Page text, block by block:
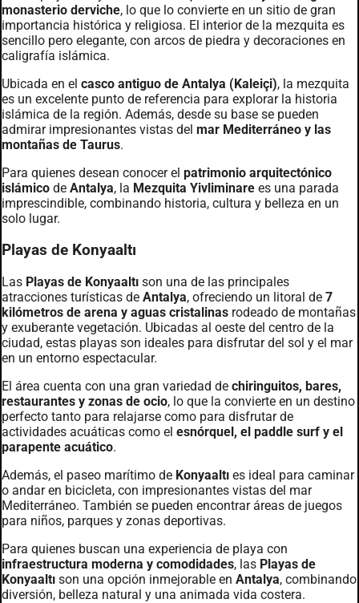
monasterio derviche, lo que lo convierte en un sitio de gran
importancia histórica y religiosa. El interior de la mezquita es
sencillo pero elegante, con arcos de piedra y decoraciones en
caligrafía islámica.
Ubicada en el casco antiguo de Antalya (Kaleiçi), la mezquita
es un excelente punto de referencia para explorar la historia
islámica de la región. Además, desde su base se pueden
admirar impresionantes vistas del mar Mediterráneo y las
montañas de Taurus.
Para quienes desean conocer el patrimonio arquitectónico
islámico de Antalya, la Mezquita Yivliminare es una parada
imprescindible, combinando historia, cultura y belleza en un
solo lugar.
Playas de Konyaaltı
Las Playas de Konyaaltı son una de las principales
atracciones turísticas de Antalya, ofreciendo un litoral de 7
kilómetros de arena y aguas cristalinas rodeado de montañas
y exuberante vegetación. Ubicadas al oeste del centro de la
ciudad, estas playas son ideales para disfrutar del sol y el mar
en un entorno espectacular.
El área cuenta con una gran variedad de chiringuitos, bares,
restaurantes y zonas de ocio, lo que la convierte en un destino
perfecto tanto para relajarse como para disfrutar de
actividades acuáticas como el esnórquel, el paddle surf y el
parapente acuático.
Además, el paseo marítimo de Konyaaltı es ideal para caminar
o andar en bicicleta, con impresionantes vistas del mar
Mediterráneo. También se pueden encontrar áreas de juegos
para niños, parques y zonas deportivas.
Para quienes buscan una experiencia de playa con
infraestructura moderna y comodidades, las Playas de
Konyaaltı son una opción inmejorable en Antalya, combinando
diversión, belleza natural y una animada vida costera.